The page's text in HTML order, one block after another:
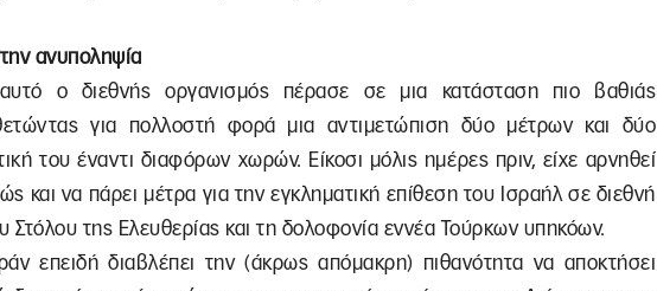
ανυποληψία
ο διεθνής οργανισμός πέρασε σε μια κατάσταση πιο βαθιάς
για πολλοστή φορά μια αντιμετώπιση δύο μέτρων και δύο
του έναντι διαφόρων χωρών. Είκοσι μόλις ημέρες πριν, είχε αρνηθεί
και να πάρει μέτρα για την εγκληματική επίθεση του Ισραήλ σε διεθνή
Στόλου της Ελευθερίας και τη δολοφονία εννέα Τούρκων υπηκόων.
επειδή διαβλέπει την (άκρως απόμακρη) πιθανότητα να αποκτήσει